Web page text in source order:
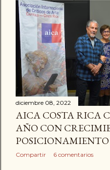
t
r
a
d
a
s
diciembre 08, 2022
AICA COSTA RICA
AÑO CON
POSICIONAMIENTO
Compartir 6 comentarios